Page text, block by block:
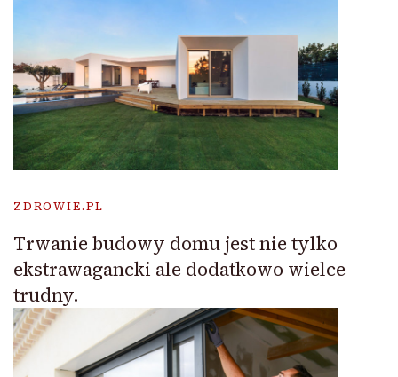
ZDROWIE.PL
Trwanie budowy domu jest nie tylko
ekstrawagancki ale dodatkowo wielce
trudny.